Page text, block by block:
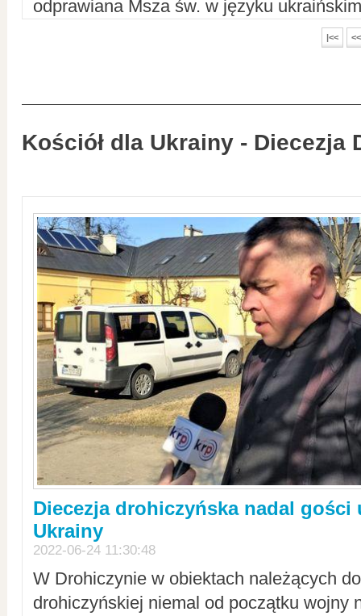
odprawiana Msza św. w języku
|<< <<
Kościół dla Ukrainy - Diecezja
Diecezja drohiczyńska nadal gości
Ukrainy
2022-06-24 11:30:48
W Drohiczynie w obiektach należących
drohiczyńskiej niemal od początku wojny